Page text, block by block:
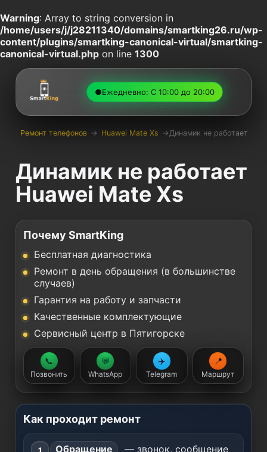
Warning: Array to string conversion in
/home/users/j/j28211340/domains/smartking26.ru/wp-
content/plugins/smartking-canonical-virtual/smartking-
canonical-virtual.php on line 1300
●Ежедневно: С 10:00 до 20:00
Ремонт телефонов → Huawei Mate Xs → Динамик не работает
Динамик не работает
Huawei Mate Xs
Почему SmartKing
Бесплатная диагностика
Ремонт в день обращения (в большинстве
случаев)
Гарантия на работу и запчасти
Качественные комплектующие
Сервисный центр в Пятигорске
📞
Позвонить
💬
WhatsApp
✈️
Telegram
📍
Маршрут
Как проходит ремонт
Обращение
— звонок, сообщение